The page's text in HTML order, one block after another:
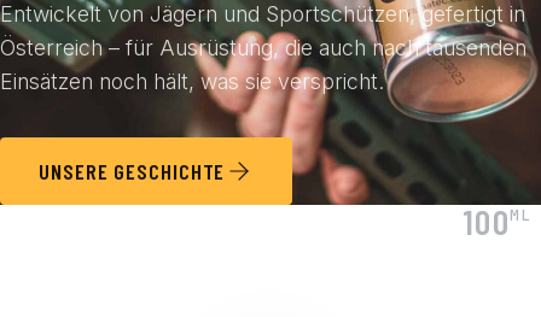
Entwickelt von Jägern und Sportschützen, gefertigt in
Österreich – für Ausrüstung, die auch nach tausenden
Einsätzen noch hält, was sie verspricht.
UNSERE GESCHICHTE
100ML